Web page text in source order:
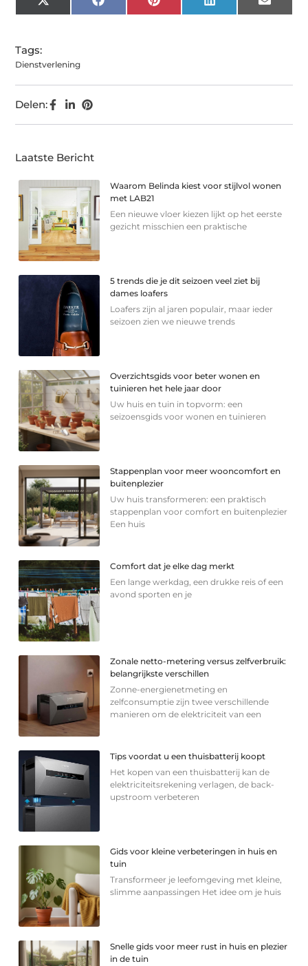
X
(Twitter)
FacebookPinterest LinkedIn Email
Tags:
Dienstverlening
Delen:
Laatste Bericht
Waarom Belinda kiest voor stijlvol wonen
met LAB21
Een nieuwe vloer kiezen lijkt op het eerste
gezicht misschien een praktische
5 trends die je dit seizoen veel ziet bij
dames loafers
Loafers zijn al jaren populair, maar ieder
seizoen zien we nieuwe trends
Overzichtsgids voor beter wonen en
tuinieren het hele jaar door
Uw huis en tuin in topvorm: een
seizoensgids voor wonen en tuinieren
Stappenplan voor meer wooncomfort en
buitenplezier
Uw huis transformeren: een praktisch
stappenplan voor comfort en buitenplezier
Een huis
Comfort dat je elke dag merkt
Een lange werkdag, een drukke reis of een
avond sporten en je
Zonale netto-metering versus zelfverbruik:
belangrijkste verschillen
Zonne-energienetmeting en
zelfconsumptie zijn twee verschillende
manieren om de elektriciteit van een
Tips voordat u een thuisbatterij koopt
Het kopen van een thuisbatterij kan de
elektriciteitsrekening verlagen, de back-
upstroom verbeteren
Gids voor kleine verbeteringen in huis en
tuin
Transformeer je leefomgeving met kleine,
slimme aanpassingen Het idee om je huis
Snelle gids voor meer rust in huis en plezier
in de tuin